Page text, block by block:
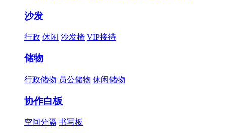
沙发
行政 休闲 沙发椅 VIP接待
储物
行政储物 员公储物 休闲储物
协作白板
空间分隔 书写板